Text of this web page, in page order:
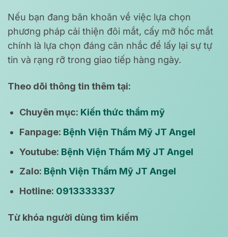
Nếu bạn đang băn khoăn về việc lựa chọn
phương pháp cải thiện đôi mắt, cấy mỡ hốc mắt
chính là lựa chọn đáng cân nhắc để lấy lại sự tự
tin và rạng rỡ trong giao tiếp hàng ngày.
Theo dõi thông tin thêm tại:
Chuyên mục: Kiến thức thẩm mỹ
Fanpage: Bệnh Viện Thẩm Mỹ JT Angel
Youtube: Bệnh Viện Thẩm Mỹ JT Angel
Zalo: Bệnh Viện Thẩm Mỹ JT Angel
Hotline: 0913333337
Từ khóa người dùng tìm kiếm